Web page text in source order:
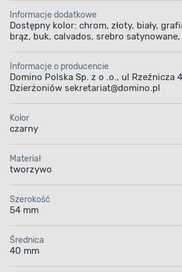
Informacje dodatkowe
Dostępny kolor: chrom, złoty, biały,
brąz, buk, calvados, srebro
Informacje o producencie
Domino Polska Sp. z o .o., ul Rzeźnicza
Dzierżoniów sekretariat@domino.pl
Kolor
czarny
Materiał
tworzywo
Szerokość
54 mm
Średnica
40 mm